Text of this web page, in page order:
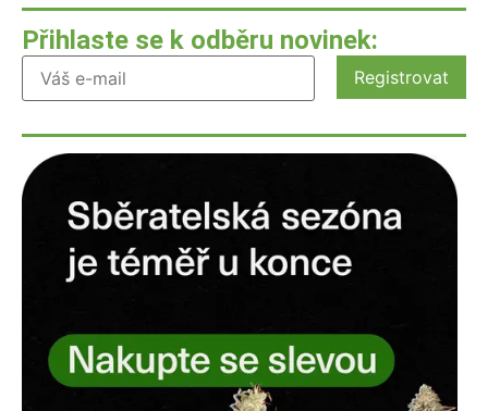
Přihlaste se k odběru novinek: